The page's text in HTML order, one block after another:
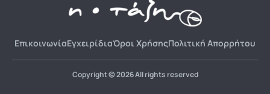
ΕπικοινωνίαΕγχειρίδιαΌροι ΧρήσηςΠολιτική Απορρήτου
Copyright © 2026 All rights reserved